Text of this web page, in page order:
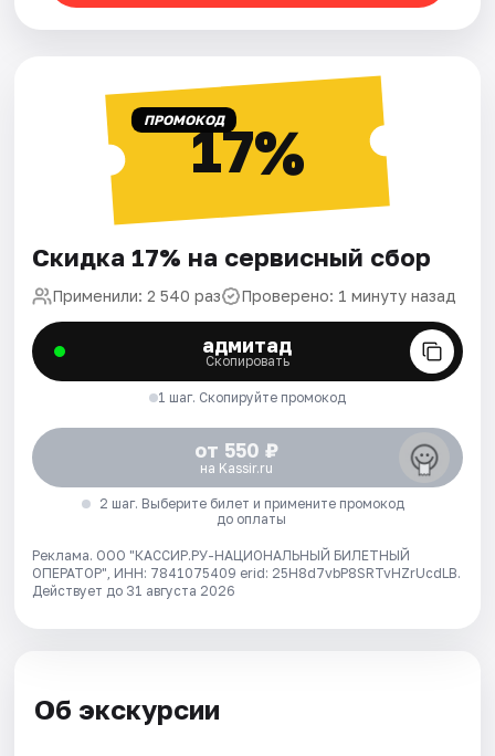
ПРОМОКОД17%
Скидка 17% на сервисный сбор
Применили: 2 540 раз Проверено: 1 минуту назад
адмитад
Скопировать
1 шаг. Скопируйте промокод
от 550 ₽
на Kassir.ru
2 шаг. Выберите билет и примените промокод
до оплаты
Реклама. ООО "КАССИР.РУ-НАЦИОНАЛЬНЫЙ БИЛЕТНЫЙ
ОПЕРАТОР", ИНН: 7841075409 erid: 25H8d7vbP8SRTvHZrUcdLB.
Действует до 31 августа 2026
Об экскурсии